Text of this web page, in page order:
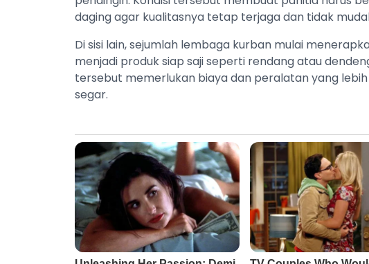
daging agar kualitasnya tetap terjaga dan tidak
Di sisi lain, sejumlah lembaga kurban mulai
menjadi produk siap saji seperti rendang atau
tersebut memerlukan biaya dan peralatan yang
segar.